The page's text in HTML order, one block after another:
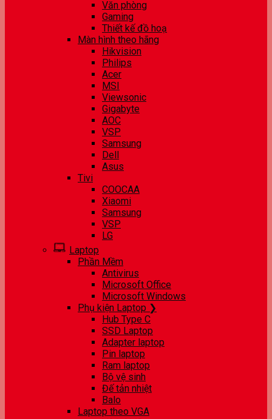
Văn phòng
Gaming
Thiết kế đồ hoạ
Màn hình theo hãng
Hikvision
Philips
Acer
MSI
Viewsonic
Gigabyte
AOC
VSP
Samsung
Dell
Asus
Tivi
COOCAA
Xiaomi
Samsung
VSP
LG
Laptop
Phần Mềm
Antivirus
Microsoft Office
Microsoft Windows
Phụ kiện Laptop ❯
Hub Type C
SSD Laptop
Adapter laptop
Pin laptop
Ram laptop
Bộ vệ sinh
Đế tản nhiệt
Balo
Laptop theo VGA